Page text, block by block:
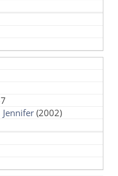
Jennifer (2002)